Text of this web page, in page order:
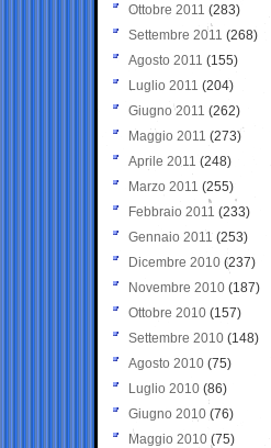
Ottobre 2011 (283)
Settembre 2011 (268)
Agosto 2011 (155)
Luglio 2011 (204)
Giugno 2011 (262)
Maggio 2011 (273)
Aprile 2011 (248)
Marzo 2011 (255)
Febbraio 2011 (233)
Gennaio 2011 (253)
Dicembre 2010 (237)
Novembre 2010 (187)
Ottobre 2010 (157)
Settembre 2010 (148)
Agosto 2010 (75)
Luglio 2010 (86)
Giugno 2010 (76)
Maggio 2010 (75)